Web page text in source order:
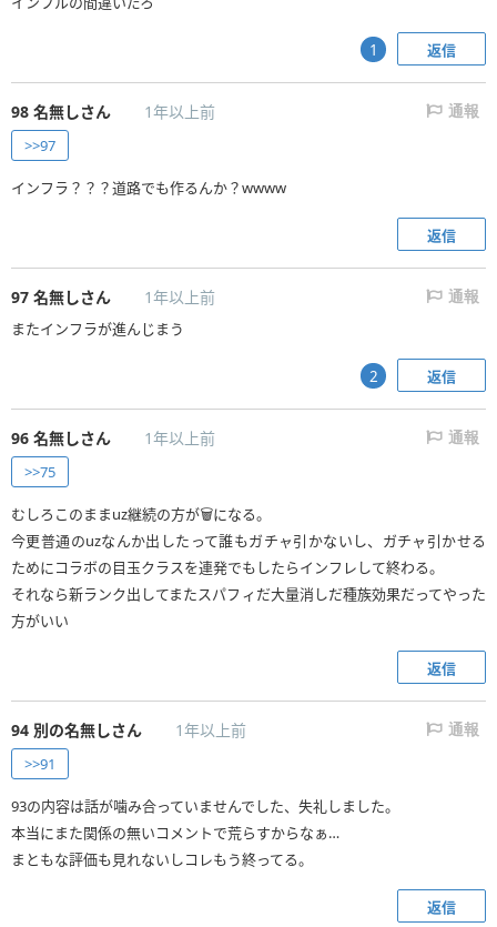
返信
1
98 名無しさん 1年以上前 通報
>>97
インフラ？？？道路でも作るんか？wwww
返信
97 名無しさん 1年以上前 通報
またインフラが進んじまう
返信
2
96 名無しさん 1年以上前 通報
>>75
むしろこのままuz継続の方が🗑️になる。
今更普通のuzなんか出したって誰もガチャ引かないし、ガチャ引かせる
ためにコラボの目玉クラスを連発でもしたらインフレして終わる。
それなら新ランク出してまたスパフィだ大量消しだ種族効果だってやった
方がいい
返信
94 別の名無しさん 1年以上前 通報
>>91
93の内容は話が噛み合っていませんでした、失礼しました。
本当にまた関係の無いコメントで荒らすからなぁ…
まともな評価も見れないしコレもう終ってる。
返信